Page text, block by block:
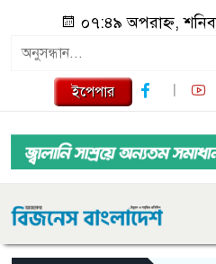
০৭:৪৯ অপরাহ্ন,
ইপেপার